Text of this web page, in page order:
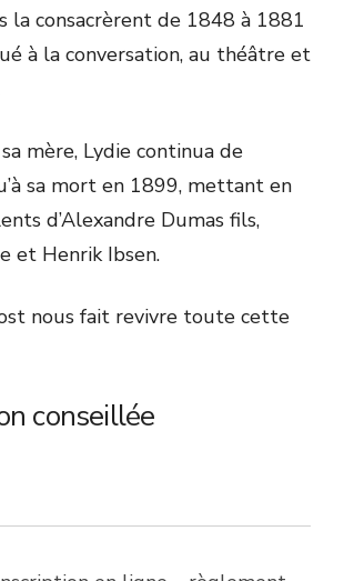
la consacrèrent de 1848 à 1881
à la conversation, au théâtre et
mère, Lydie continua de
sa mort en 1899, mettant en
d’Alexandre Dumas fils,
et Henrik Ibsen.
nous fait revivre toute cette
conseillée